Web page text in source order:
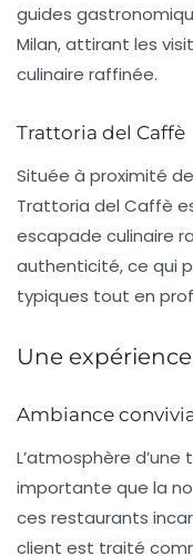
guides
Milan, attirant les
culinaire raffinée.
Trattoria del Caffè
Située à proximité
Trattoria del Caffè
escapade culinaire
authenticité, ce qui
typiques tout en
Une
Ambiance
L’atmosphère
importante que la
ces restaurants
client est traité